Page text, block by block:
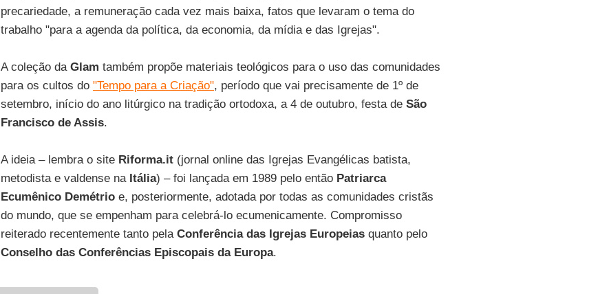
precariedade, a remuneração cada vez mais baixa, fatos que levaram o tema do
trabalho "para a agenda da política, da economia, da mídia e das Igrejas".
A coleção da Glam também propõe materiais teológicos para o uso das comunidades
para os cultos do "Tempo para a Criação", período que vai precisamente de 1º de
setembro, início do ano litúrgico na tradição ortodoxa, a 4 de outubro, festa de São
Francisco de Assis.
A ideia – lembra o site Riforma.it(jornal online das Igrejas Evangélicas batista,
metodista e valdense na Itália) – foi lançada em 1989 pelo então Patriarca
Ecumênico Demétrioe, posteriormente, adotada por todas as comunidades cristãs
do mundo, que se empenham para celebrá-lo ecumenicamente. Compromisso
reiterado recentemente tanto pela Conferência das Igrejas Europeiasquanto pelo
Conselho das Conferências Episcopais da Europa.